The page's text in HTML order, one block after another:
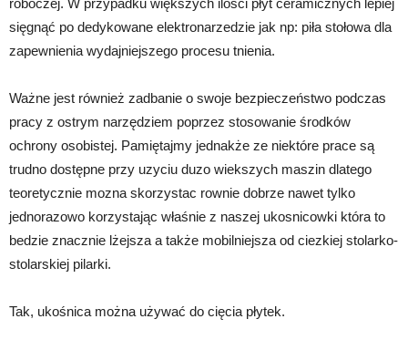
roboczej. W przypadku większych ilości płyt ceramicznych lepiej
sięgnąć po dedykowane elektronarzedzie jak np: piła stołowa dla
zapewnienia wydajniejszego procesu tnienia.
Ważne jest również zadbanie o swoje bezpieczeństwo podczas
pracy z ostrym narzędziem poprzez stosowanie środków
ochrony osobistej. Pamiętajmy jednakże ze niektóre prace są
trudno dostępne przy uzyciu duzo wiekszych maszin dlatego
teoretycznie mozna skorzystac rownie dobrze nawet tylko
jednorazowo korzystając właśnie z naszej ukosnicowki która to
bedzie znacznie lżejsza a także mobilniejsza od ciezkiej stolarko-
stolarskiej pilarki.
Tak, ukośnica można używać do cięcia płytek.